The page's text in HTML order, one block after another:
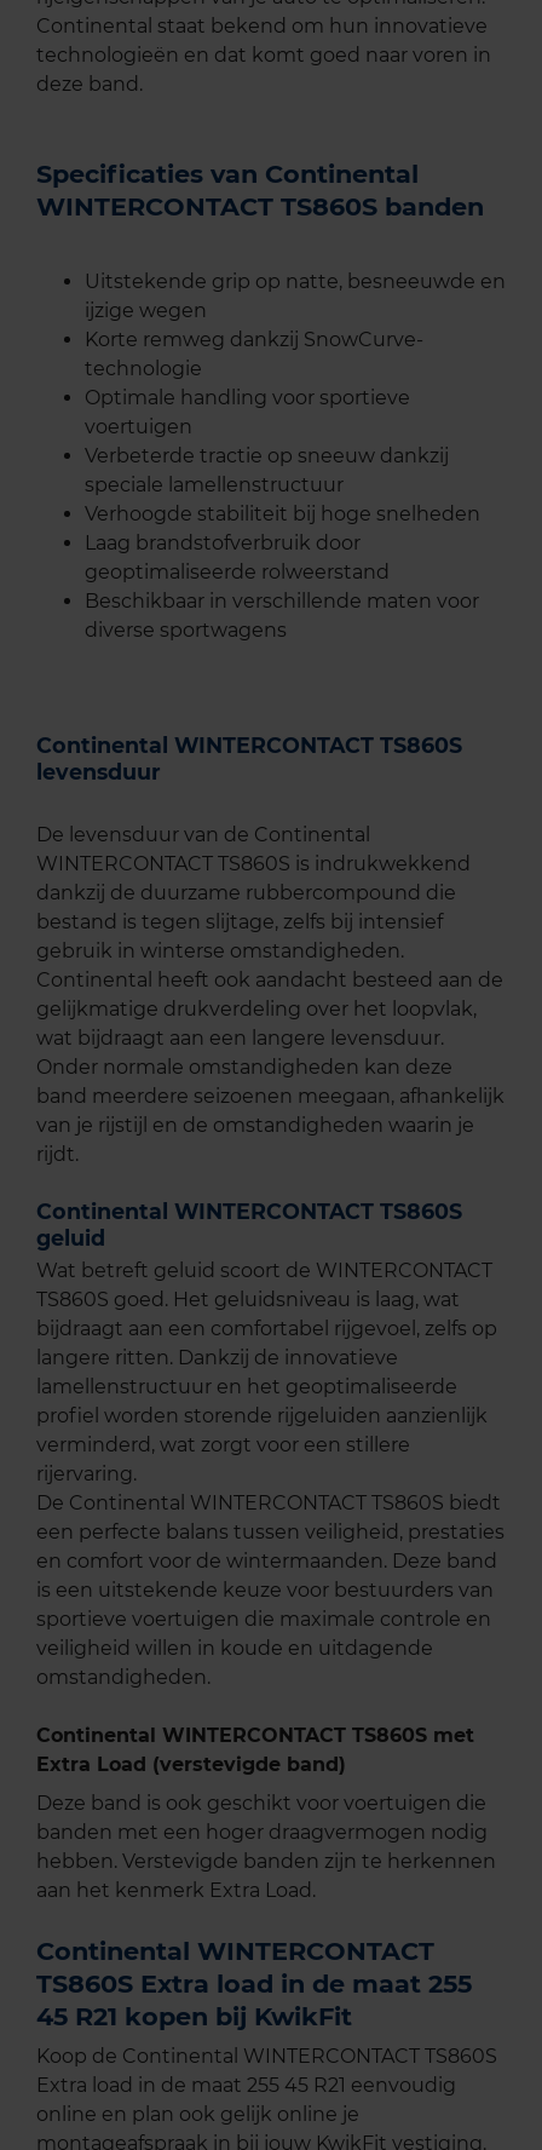
Continental staat bekend om hun innovatieve
technologieën en dat komt goed naar voren in
deze band.
Specificaties van Continental
WINTERCONTACT TS860S banden
Uitstekende grip op natte, besneeuwde en
ijzige wegen
Korte remweg dankzij SnowCurve-
technologie
Optimale handling voor sportieve
voertuigen
Verbeterde tractie op sneeuw dankzij
speciale lamellenstructuur
Verhoogde stabiliteit bij hoge snelheden
Laag brandstofverbruik door
geoptimaliseerde rolweerstand
Beschikbaar in verschillende maten voor
diverse sportwagens
Continental WINTERCONTACT TS860S
levensduur
De levensduur van de Continental
WINTERCONTACT TS860S is indrukwekkend
dankzij de duurzame rubbercompound die
bestand is tegen slijtage, zelfs bij intensief
gebruik in winterse omstandigheden.
Continental heeft ook aandacht besteed aan de
gelijkmatige drukverdeling over het loopvlak,
wat bijdraagt aan een langere levensduur.
Onder normale omstandigheden kan deze
band meerdere seizoenen meegaan, afhankelijk
van je rijstijl en de omstandigheden waarin je
rijdt.
Continental WINTERCONTACT TS860S
geluid
Wat betreft geluid scoort de WINTERCONTACT
TS860S goed. Het geluidsniveau is laag, wat
bijdraagt aan een comfortabel rijgevoel, zelfs op
langere ritten. Dankzij de innovatieve
lamellenstructuur en het geoptimaliseerde
profiel worden storende rijgeluiden aanzienlijk
verminderd, wat zorgt voor een stillere
rijervaring.
De Continental WINTERCONTACT TS860S biedt
een perfecte balans tussen veiligheid, prestaties
en comfort voor de wintermaanden. Deze band
is een uitstekende keuze voor bestuurders van
sportieve voertuigen die maximale controle en
veiligheid willen in koude en uitdagende
omstandigheden.
Continental WINTERCONTACT TS860S met
Extra Load (verstevigde band)
Deze band is ook geschikt voor voertuigen die
banden met een hoger draagvermogen nodig
hebben. Verstevigde banden zijn te herkennen
aan het kenmerk Extra Load.
Continental WINTERCONTACT
TS860S Extra load in de maat 255
45 R21 kopen bij KwikFit
Koop de Continental WINTERCONTACT TS860S
Extra load in de maat 255 45 R21 eenvoudig
online en plan ook gelijk online je
montageafspraak in bij jouw KwikFit vestiging.